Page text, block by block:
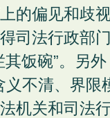
的偏见和歧
司法行政部
饭碗”。另
义不清、界
机关和司法